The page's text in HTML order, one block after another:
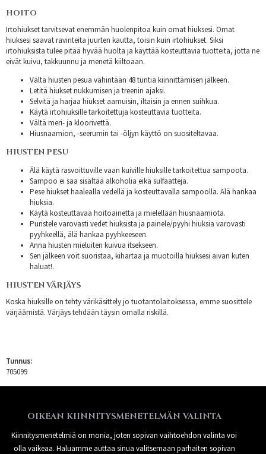
HOITO
Irtohiukset tarvitsevat enemmän huolenpitoa kuin omat hiuksesi. Omat
hiuksesi saavat ravinteita juurten kautta, toisin kuin irtohiukset. Siksi
irtohiuksista tulee pitää hyvää huolta ja käyttää kosteuttavia tuotteita, jotta ne
eivät kuivu, takkuunnu ja menetä kiiltoaan.
Vältä hiusten pesua vähintään 48 tuntia kiinnittämisen jälkeen.
Letitä hiukset nukkumisen ja treenin ajaksi.
Selvitä ja harjaa hiukset aamuisin, iltaisin ja ennen suihkua.
Käytä irtohiuksille tarkoitettuja kosteuttavia tuotteita.
Vältä meri- ja kloorivettä.
Hiusnaamion, -seerumin tai -öljyn käyttö on suositeltavaa.
HIUSTEN PESU
Älä käytä rasvoittuville vaan kuiville hiuksille tarkoitettua sampoota.
Sampoo ei saa sisältää alkoholia eikä sulfaatteja.
Pese hiukset haalealla vedellä ja kosteuttavalla sampoolla. Älä hankaa
hiuksia.
Käytä kosteuttavaa hoitoainetta ja mielellään hiusnaamiota.
Puristele varovasti vedet hiuksista ja painele/pyyhi hiuksia varovasti
pyyhkeellä, älä hankaa pyyhkeeseen.
Anna hiusten mieluiten kuivua itsekseen.
Sen jälkeen voit suoristaa, kihartaa ja muotoilla hiuksesi aivan kuten
haluat!.
HIUSTEN VÄRJÄYS
Koska hiuksille on tehty värikäsittely jo tuotantolaitoksessa, emme suosittele
värjäämistä. Värjäys tehdään täysin omalla riskillä.
Tunnus:
705099
OIKEAN KIINNITYSMENETELMÄN VALINTA
Kiinnitysmenetelmiä on monia, joten sopivan vaihtoehdon valinta voi
olla vaikeaa. Haluamme auttaa sinua valitsemaan parhaiten sopivan